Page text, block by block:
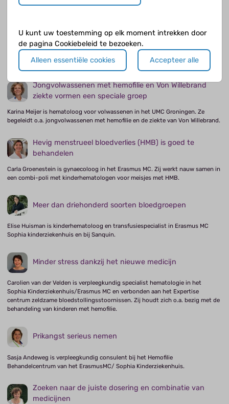
Ik lig er niet wakker van
Jongvolwassenen met hemofilie en Von Willebrand
ziekte vormen een speciale groep
Karina Meijer is hematoloog voor volwassenen in het UMC Groningen. Ze
begeleidt o.a. jongvolwassenen met hemofilie en de ziekte van Von Willebrand.
Hevig menstrueel bloedverlies (HMB) is goed te
behandelen
Carla Groenestein is gynaecoloog in het Erasmus MC. Zij werkt nauw samen in
een combi-poli met kinderhematologen voor meisjes met HMB.
Meer dan driehonderd soorten bloedgroepen
Elise Huisman is kinderhematoloog en transfusiespecialist in Erasmus MC
Sophia kinderziekenhuis en bij Sanquin.
Minder stress dankzij het nieuwe medicijn
Carolien van der Velden is verpleegkundig specialist hematologie in het
Sophia Kinderziekenhuis/Erasmus MC en verbonden aan het Expertise
centrum zeldzame bloedstollingsstoornissen. Zij houdt zich o.a. bezig met de
behandeling van kinderen met hemofilie.
Prikangst serieus nemen
Sasja Andeweg is verpleegkundig consulent bij het Hemofilie
Behandelcentrum van het ErasmusMC/ Sophia Kinderziekenhuis.
Zoeken naar de juiste dosering en combinatie van
medicijnen
U kunt uw toestemming op elk moment intrekken door
de pagina Cookiebeleid te bezoeken.
Alleen essentiële cookies
Accepteer alle